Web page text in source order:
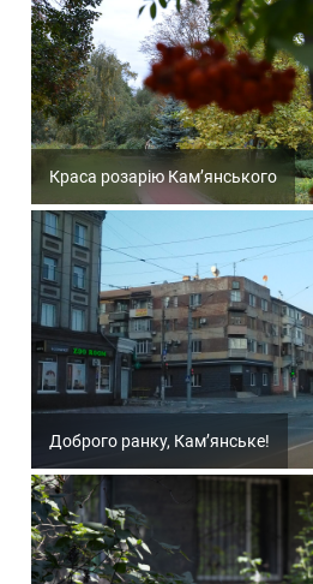
Краса розарію Кам’янського
Доброго ранку, Кам’янське!